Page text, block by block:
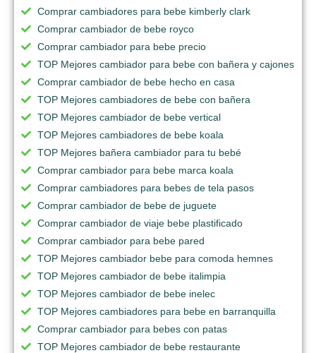
Comprar cambiadores para bebe kimberly clark
Comprar cambiador de bebe royco
Comprar cambiador para bebe precio
TOP Mejores cambiador para bebe con bañera y cajones
Comprar cambiador de bebe hecho en casa
TOP Mejores cambiadores de bebe con bañera
TOP Mejores cambiador de bebe vertical
TOP Mejores cambiadores de bebe koala
TOP Mejores bañera cambiador para tu bebé
Comprar cambiador para bebe marca koala
Comprar cambiadores para bebes de tela pasos
Comprar cambiador de bebe de juguete
Comprar cambiador de viaje bebe plastificado
Comprar cambiador para bebe pared
TOP Mejores cambiador bebe para comoda hemnes
TOP Mejores cambiador de bebe italimpia
TOP Mejores cambiador de bebe inelec
TOP Mejores cambiadores para bebe en barranquilla
Comprar cambiador para bebes con patas
TOP Mejores cambiador de bebe restaurante